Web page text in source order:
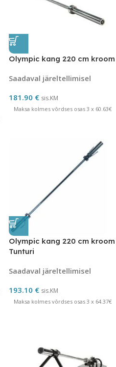
Olympic kang 220 cm kroom
Saadaval järeltellimisel
181.90 € sis.KM
Maksa kolmes võrdses osas 3 x 60.63€
Olympic kang 220 cm kroom
Tunturi
Saadaval järeltellimisel
193.10 € sis.KM
Maksa kolmes võrdses osas 3 x 64.37€